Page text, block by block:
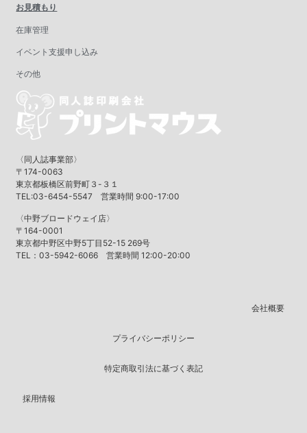
お見積もり
在庫管理
イベント支援申し込み
その他
〈同人誌事業部〉
〒174-0063
東京都板橋区前野町３-３１
TEL:03-6454-5547 営業時間 9:00-17:00
〈中野ブロードウェイ店〉
〒164-0001
東京都中野区中野5丁目52-15 269号
TEL：03-5942-6066 営業時間 12:00-20:00
会社概要
プライバシーポリシー
特定商取引法に基づく表記
採用情報